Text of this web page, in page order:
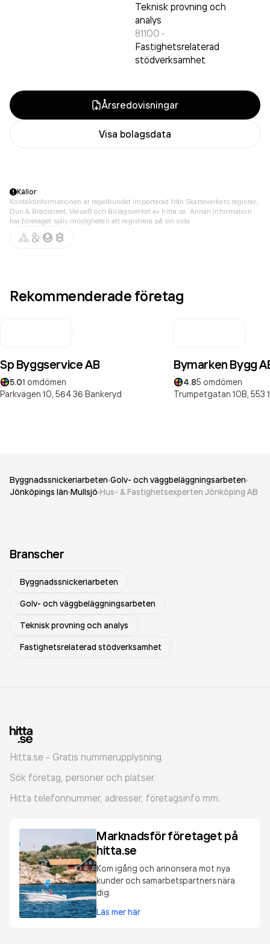
Teknisk provning och
analys
81100 ·
Fastighetsrelaterad
stödverksamhet
Årsredovisningar
Visa bolagsdata
Källor
Kontaktinformationen är regelbundet importerad från Skatteverkets register,
Dun & Bradstreet, Value8 och Bolagsverket av hitta.se. Annan information
har företaget själv möjligheten att registrera på sin sida.
Rekommenderade företag
Sp Byggservice AB
5.01 omdömen
Parkvägen 10, 564 36 Bankeryd
Bymarken Bygg
4.85 omdömen
Trumpetgatan 10B, 553
Byggnadssnickeriarbeten Golv- och väggbeläggningsarbeten
Jönköpings län Mullsjö Hus- & Fastighetsexperten Jönköping AB
Branscher
Byggnadssnickeriarbeten
Golv- och väggbeläggningsarbeten
Teknisk provning och analys
Fastighetsrelaterad stödverksamhet
Hitta.se - Gratis nummerupplysning.
Sök företag, personer och platser.
Hitta telefonnummer, adresser, företagsinfo mm.
Marknadsför företaget på
hitta.se
Kom igång och annonsera mot nya
kunder och samarbetspartners nära
dig.
Läs mer här